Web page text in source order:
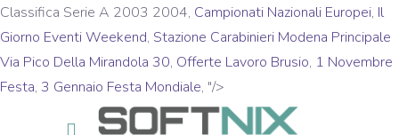
Classifica Serie A 2003 2004, Campionati Nazionali Europei, Il
Giorno Eventi Weekend, Stazione Carabinieri Modena Principale
Via Pico Della Mirandola 30, Offerte Lavoro Brusio, 1 Novembre
Festa, 3 Gennaio Festa Mondiale, "/>